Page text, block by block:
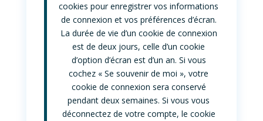
cookies pour enregistrer vos informations
de connexion et vos préférences d’écran.
La durée de vie d’un cookie de connexion
est de deux jours, celle d’un cookie
d’option d’écran est d’un an. Si vous
cochez « Se souvenir de moi », votre
cookie de connexion sera conservé
pendant deux semaines. Si vous vous
déconnectez de votre compte, le cookie